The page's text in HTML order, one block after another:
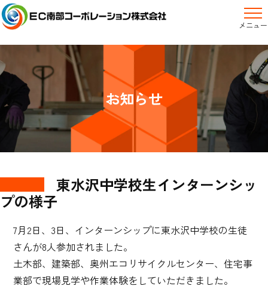
メニュー
お知らせ
東水沢中学校生インターンシッ
プの様子
7月2日、3日、インターンシップに東水沢中学校の生徒
さんが8人参加されました。
土木部、建築部、奥州エコリサイクルセンター、住宅事
業部で現場見学や作業体験をしていただきました。